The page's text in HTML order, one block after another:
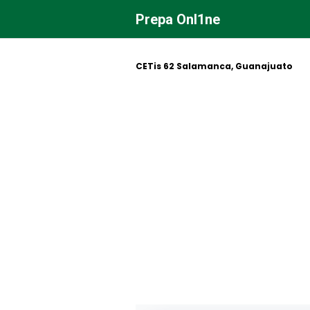
contenido
Prepa Onl1ne
CETis 62 Salamanca, Guanajuato